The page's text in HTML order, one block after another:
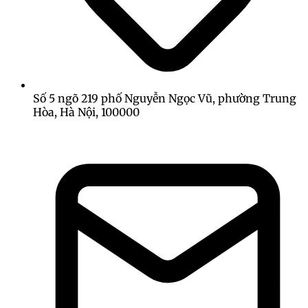
Số 5 ngõ 219 phố Nguyễn Ngọc Vũ, phường Trung
Hòa, Hà Nội, 100000